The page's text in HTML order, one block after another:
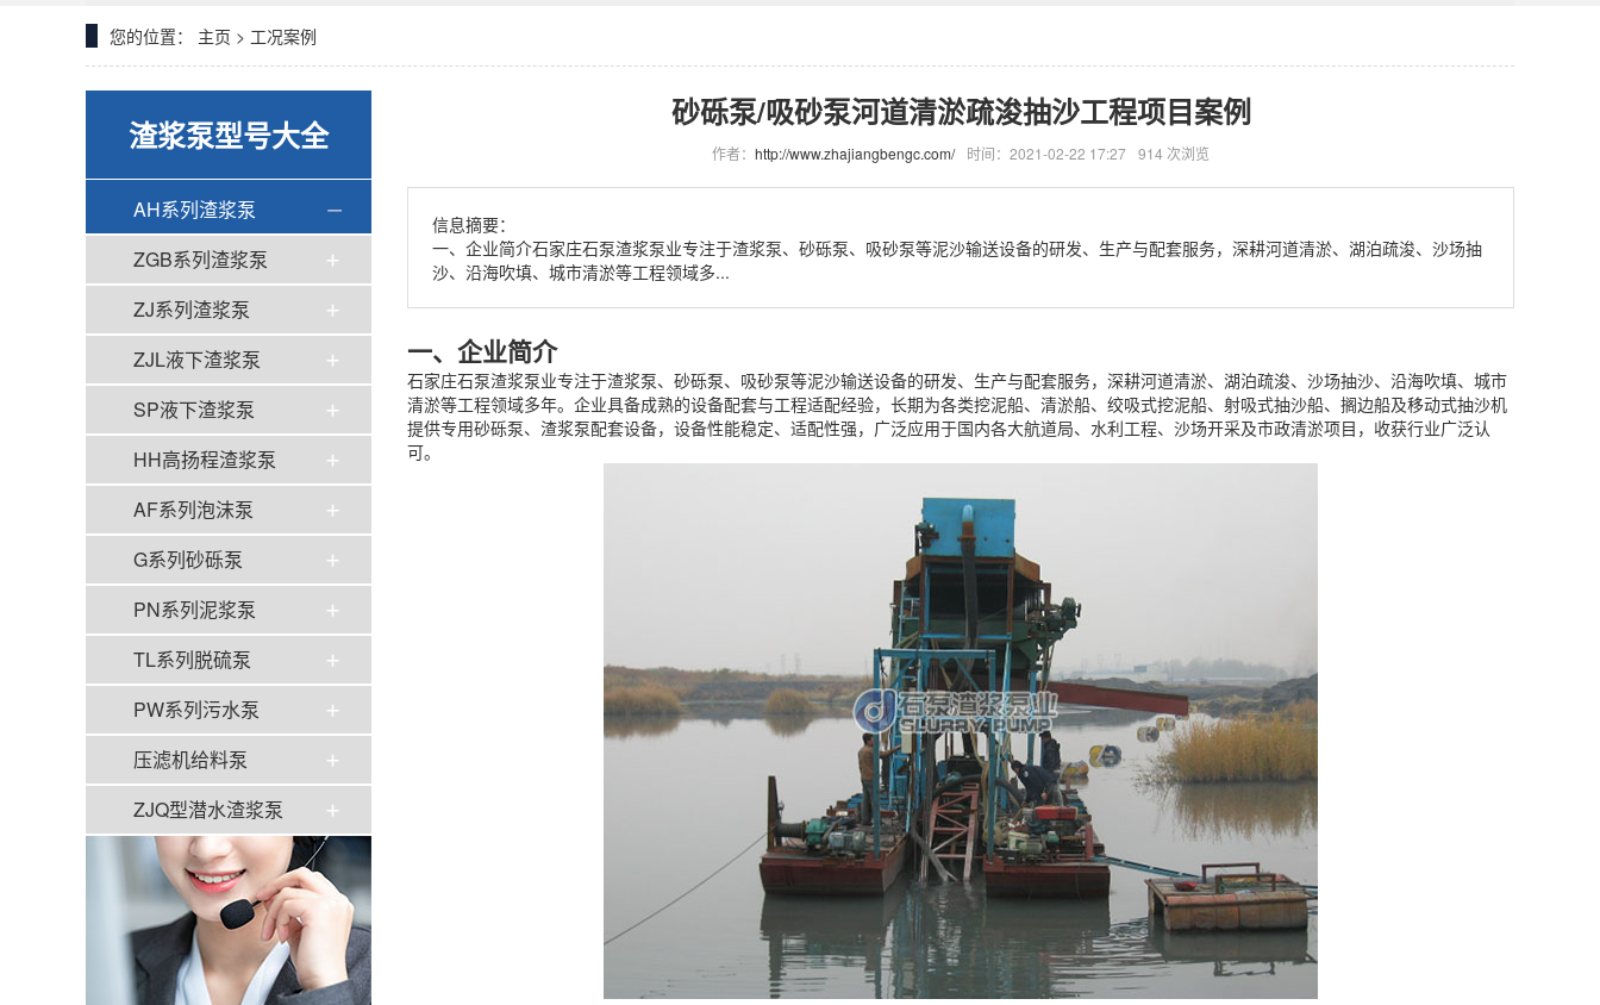
您的位置： 主页 > 工况案例
渣浆泵型号大全
AH系列渣浆泵
ZGB系列渣浆泵
ZJ系列渣浆泵
ZJL液下渣浆泵
SP液下渣浆泵
HH高扬程渣浆泵
AF系列泡沫泵
G系列砂砾泵
PN系列泥浆泵
TL系列脱硫泵
PW系列污水泵
压滤机给料泵
ZJQ型潜水渣浆泵
砂砾泵/吸砂泵河道清淤疏浚抽沙工程项目案例
作者： http://www.zhajiangbengc.com/ 时间：2021-02-22 17:27 914 次浏览
信息摘要：
一、企业简介石家庄石泵渣浆泵业专注于渣浆泵、砂砾泵、吸砂泵等泥沙输送设备的研发、生产与配套服务，深耕河道清淤、湖泊疏浚、沙场抽
沙、沿海吹填、城市清淤等工程领域多...
一、企业简介
石家庄石泵渣浆泵业专注于渣浆泵、砂砾泵、吸砂泵等泥沙输送设备的研发、生产与配套服务，深耕河道清淤、湖泊疏浚、沙场抽沙、沿海吹填、城市
清淤等工程领域多年。企业具备成熟的设备配套与工程适配经验，长期为各类挖泥船、清淤船、绞吸式挖泥船、射吸式抽沙船、搁边船及移动式抽沙机
提供专用砂砾泵、渣浆泵配套设备，设备性能稳定、适配性强，广泛应用于国内各大航道局、水利工程、沙场开采及市政清淤项目，收获行业广泛认
可。